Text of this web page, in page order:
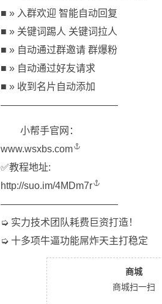
■ » 入群欢迎 智能自动回复
■ » 关键词踢人 关键词拉人
■ » 自动通过群邀请 群爆粉
■ » 自动通过好友请求
■ » 收到名片自动添加
————————————
小帮手官网：
www.wsxbs.com
✅教程地址:
http://suo.im/4MDm7r
————————————
➭ 实力技术团队耗费巨资打造！
➭ 十多项牛逼功能屌炸天主打稳定
商城
商城扫一扫